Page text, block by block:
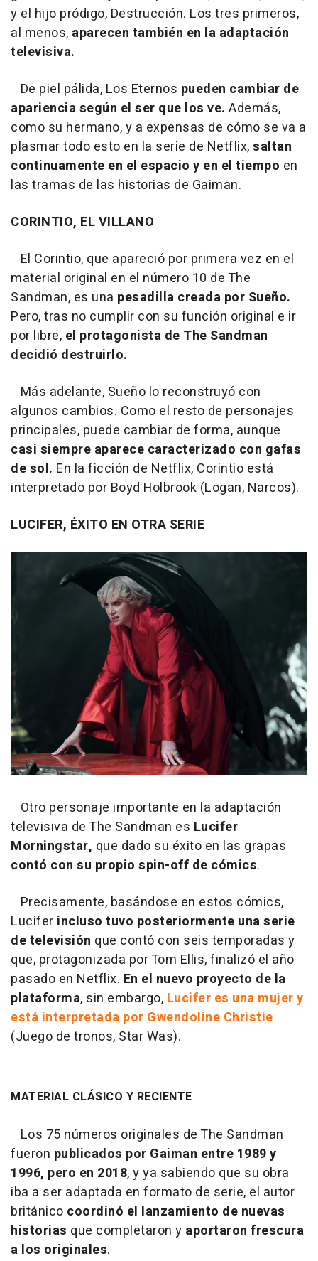
y el hijo pródigo, Destrucción. Los tres primeros,
al menos, aparecen también en la adaptación
televisiva.
De piel pálida, Los Eternos pueden cambiar de
apariencia según el ser que los ve. Además,
como su hermano, y a expensas de cómo se va a
plasmar todo esto en la serie de Netflix,saltan
continuamente en el espacio y en el tiempo en
las tramas de las historias de Gaiman.
CORINTIO, EL VILLANO
El Corintio, que apareció por primera vez en el
material original en el número 10 de The
Sandman, es una pesadilla creada por Sueño.
Pero, tras no cumplir con su función original e ir
por libre, el protagonista de The Sandman
decidió destruirlo.
Más adelante, Sueño lo reconstruyó con
algunos cambios. Como el resto de personajes
principales, puede cambiar de forma, aunque
casi siempre aparece caracterizado con gafas
de sol. En la ficción de Netflix, Corintio está
interpretado por Boyd Holbrook (Logan, Narcos).
LUCIFER, ÉXITO EN OTRA SERIE
Otro personaje importante en la adaptación
televisiva de The Sandman es Lucifer
Morningstar, que dado su éxito en las grapas
contó con su propio spin-off de cómics.
Precisamente, basándose en estos cómics,
Lucifer incluso tuvo posteriormente una serie
de televisión que contó con seis temporadas y
que, protagonizada por Tom Ellis, finalizó el año
pasado en Netflix. En el nuevo proyecto de la
plataforma, sin embargo, Lucifer es una mujer y
está interpretada por Gwendoline Christie
(Juego de tronos, Star Was).
MATERIAL CLÁSICO Y RECIENTE
Los 75 números originales de The Sandman
fueron publicados por Gaiman entre 1989 y
1996, pero en 2018, y ya sabiendo que su obra
iba a ser adaptada en formato de serie, el autor
británico coordinó el lanzamiento de nuevas
historias que completaron y aportaron frescura
a los originales.